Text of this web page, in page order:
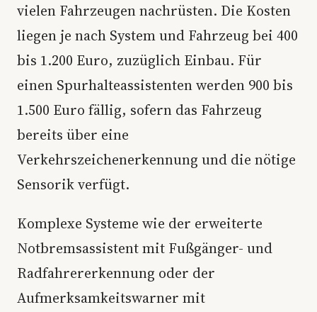
vielen Fahrzeugen nachrüsten. Die Kosten
liegen je nach System und Fahrzeug bei 400
bis 1.200 Euro, zuzüglich Einbau. Für
einen Spurhalteassistenten werden 900 bis
1.500 Euro fällig, sofern das Fahrzeug
bereits über eine
Verkehrszeichenerkennung und die nötige
Sensorik verfügt.
Komplexe Systeme wie der erweiterte
Notbremsassistent mit Fußgänger- und
Radfahrererkennung oder der
Aufmerksamkeitswarner mit